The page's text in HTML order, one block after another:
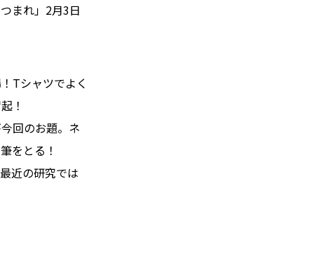
まれ」2月3日
Tシャツでよく
！
回のお題。ネ
をとる！
近の研究では